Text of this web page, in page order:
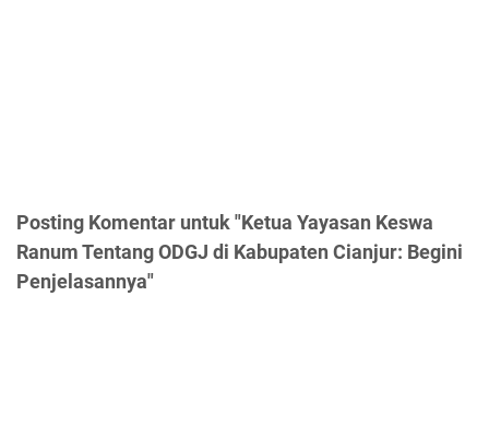
Posting Komentar untuk "Ketua Yayasan Keswa
Ranum Tentang ODGJ di Kabupaten Cianjur: Begini
Penjelasannya"